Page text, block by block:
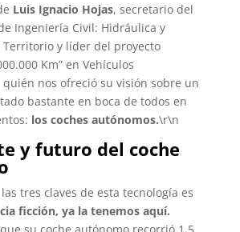
Luis Ignacio Hojas, secretario del
Ingeniería Civil: Hidráulica y
y líder del proyecto
Km” en Vehículos
nos ofreció su visión sobre un
bastante en boca de todos en
los coches autónomos.\r\n
y futuro del coche
tres claves de esta tecnología es
ficción, ya la tenemos aquí.
su coche autónomo recorrió 1,5